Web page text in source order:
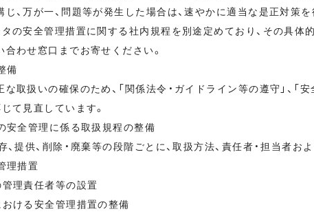
、万が一、問題等が発生した場合は、速やかに適当な是正対策を
タの安全管理措置に関する社内規程を別途定めており、その具
わせ窓口までお寄せください。
備
取扱いの確保のため、「関係法令・ガイドライン等の遵守」、
て見直しています。
安全管理に係る取扱規程の整備
、提供、削除・廃棄等の段階ごとに、取扱方法、責任者・担当者
理措置
理責任者等の設置
ける安全管理措置の整備